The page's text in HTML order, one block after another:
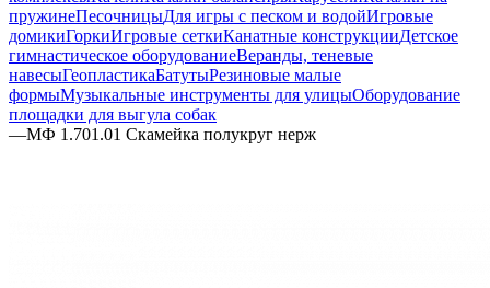
пружинеПесочницыДля игры с песком и водойИгровые
домикиГоркиИгровые сеткиКанатные конструкцииДетское
гимнастическое оборудованиеВеранды, теневые
навесыГеопластикаБатутыРезиновые малые
формыМузыкальные инструменты для улицыОборудование
площадки для выгула собак
—МФ 1.701.01 Скамейка полукруг нерж